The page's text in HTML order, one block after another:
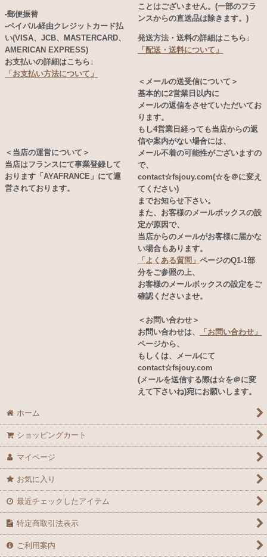
-郵便振替
-ペイパル経由クレジットカード払
い(VISA、JCB、MASTERCARD、
AMERICAN EXPRESS)
お支払いの詳細はこちら↓
「お支払い方法について」
＜当店の運営について＞
当店はフランスにて事業登録して
おります「AYAFRANCE」にて運
営されております。
ことはございません。(一部のフラ
ンスからの直送品は除きます。)
発送方法・送料の詳細はこちら↓
「配送・送料について」
＜メールの送受信について＞
基本的に2営業日以内に
メールの返信をさせていただいてお
ります。
もし4営業日経っても当店からの返
信や案内がない場合には、
メール不着の可能性がございますの
で、
contact☆fsjouy.com(☆を＠に変え
てください)
までお知らせ下さい。
また、お客様のメールボックスの設
定が原因で、
当店からのメールがお客様に届かな
い場合もあります。
「よくある質問」 ページのQ1-1部
分をご参照の上、
お客様のメールボックスの設定をご
確認くださいませ。
＜お問い合わせ＞
お問い合わせは、
「お問い合わせ」
ページから、
もしくは、メールにて
contact☆fsjouy.com
(メールを送信する際は☆を＠に変
えて下さいね)宛にお願いします。
ホーム
ショッピングカート
マイページ
お気に入り
最近チェックしたアイテム
特定商取引法表示
ご利用案内